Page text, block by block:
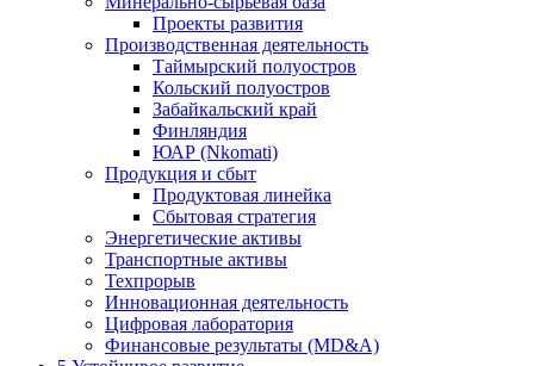
Проекты развития
Производственная деятельность
Таймырский полуостров
Кольский полуостров
Забайкальский край
Финляндия
ЮАР (Nkomati)
Продукция и сбыт
Продуктовая линейка
Сбытовая стратегия
Энергетические активы
Транспортные активы
Техпрорыв
Инновационная деятельность
Цифровая лаборатория
Финансовые результаты (MD&A)